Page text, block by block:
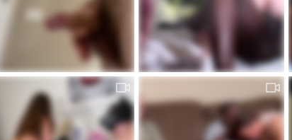
79467054174__ECD5650A-EB94-4B49-960B-23F670C74AA6.MOV
Cornutone7
Mar 8, 2026
0
marito si sega per natale
0
0